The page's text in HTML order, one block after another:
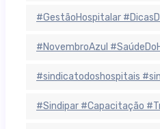
#GestãoHospitalar
#NovembroAzul
#sindicatodoshospitais
#Sindipar #Capacitação